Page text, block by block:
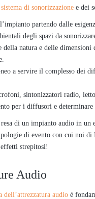
di sonorizzazione e dei
partendo dalle
degli spazi da
natura e delle dimensioni
a servire il complesso dei
sintonizzatori radio,
per i diffusori e determinare
di un impianto audio in
di evento con cui noi
strepitosi!
Audio
dell’attrezzatura audio è